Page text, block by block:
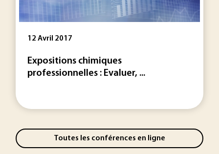
12 Avril 2017
Expositions chimiques
professionnelles : Evaluer, ...
Toutes les conférences en ligne